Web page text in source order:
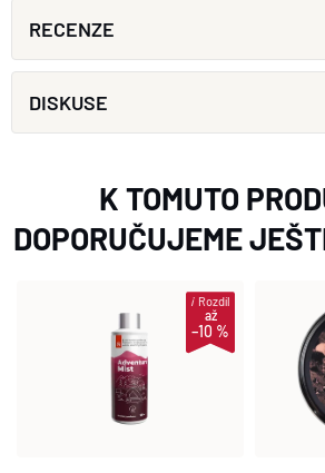
RECENZE
DISKUSE
K TOMUTO
DOPORUČUJEME
až
–10 %
iRozdíl